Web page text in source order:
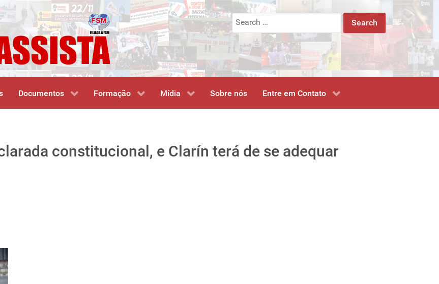
Search
for:
Documentos Formação Mídia Sobre nós Entre em Contato
constitucional, e Clarín terá de se adequar